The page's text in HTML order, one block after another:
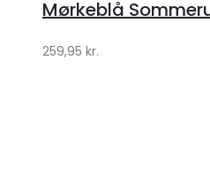
Mørkeblå
259,95 kr.